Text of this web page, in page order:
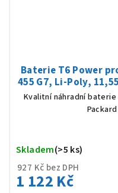
Baterie T6 Power
455 G7, Li-Poly,
Kvalitní náhradní
927 Kč bez DPH
1 122 Kč
Skladem(>5 ks)